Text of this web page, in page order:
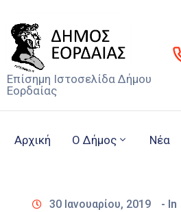
Επίσημη Ιστοσελίδα Δήμου
Εορδαίας
Αρχική Ο Δήμος Νέα
30 Ιανουαρίου, 2019 - In